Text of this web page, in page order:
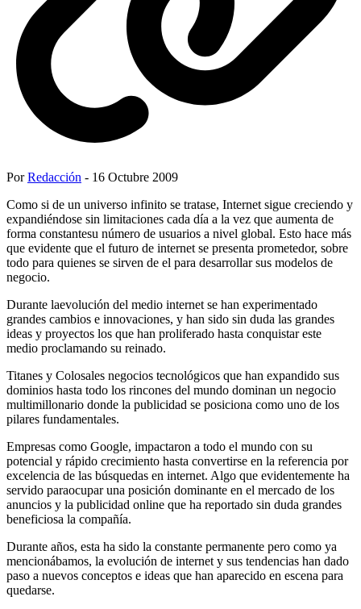
PorRedacción - 16 Octubre 2009
Como si de un universo infinito se tratase, Internet sigue creciendo y
expandiéndose sin limitaciones cada día a la vez que aumenta de
forma constantesu número de usuarios a nivel global. Esto hace más
que evidente que el futuro de internet se presenta prometedor, sobre
todo para quienes se sirven de el para desarrollar sus modelos de
negocio.
Durante laevolución del medio internet se han experimentado
grandes cambios e innovaciones, y han sido sin duda las grandes
ideas y proyectos los que han proliferado hasta conquistar este
medio proclamando su reinado.
Titanes y Colosales negocios tecnológicos que han expandido sus
dominios hasta todo los rincones del mundo dominan un negocio
multimillonario donde la publicidad se posiciona como uno de los
pilares fundamentales.
Empresas como Google, impactaron a todo el mundo con su
potencial y rápido crecimiento hasta convertirse en la referencia por
excelencia de las búsquedas en internet. Algo que evidentemente ha
servido paraocupar una posición dominante en el mercado de los
anuncios y la publicidad online que ha reportado sin duda grandes
beneficiosa la compañía.
Durante años, esta ha sido la constante permanente pero como ya
mencionábamos, la evolución de internet y sus tendencias han dado
paso a nuevos conceptos e ideas que han aparecido en escena para
quedarse.